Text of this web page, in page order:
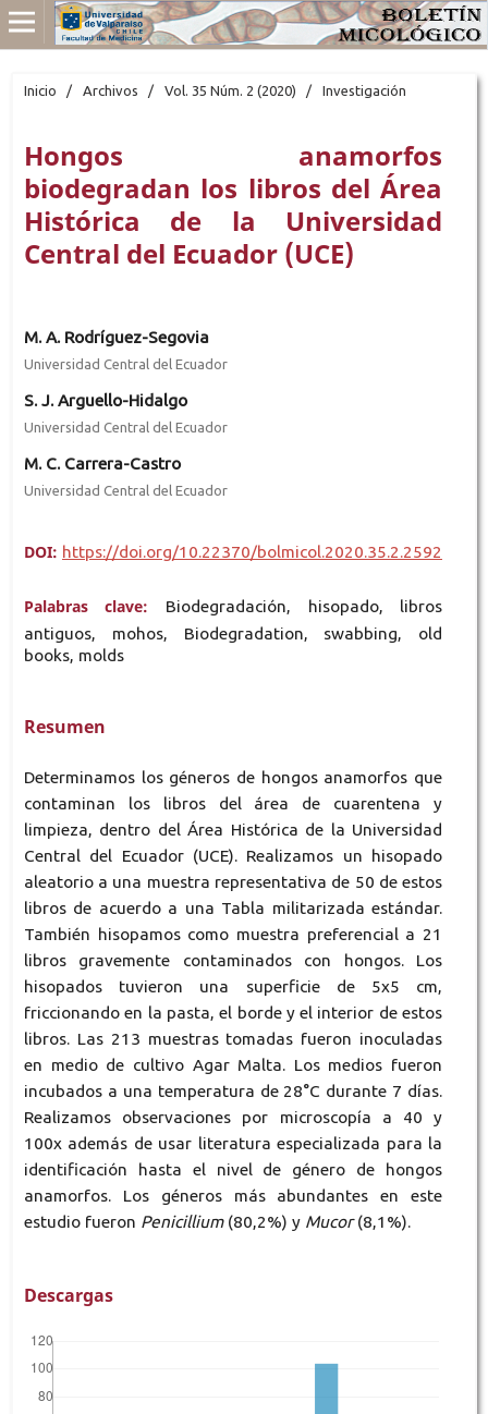
Inicio / Archivos / Vol. 35 Núm. 2 (2020) / Investigación
Hongos anamorfos
biodegradan los libros del Área
Histórica de la Universidad
Central del Ecuador (UCE)
M. A. Rodríguez-Segovia
Universidad Central del Ecuador
S. J. Arguello-Hidalgo
Universidad Central del Ecuador
M. C. Carrera-Castro
Universidad Central del Ecuador
DOI: https://doi.org/10.22370/bolmicol.2020.35.2.2592
Palabras clave:
Biodegradación, hisopado, libros
antiguos, mohos, Biodegradation, swabbing, old
books, molds
Resumen
Determinamos los géneros de hongos anamorfos que
contaminan los libros del área de cuarentena y
limpieza, dentro del Área Histórica de la Universidad
Central del Ecuador (UCE). Realizamos un hisopado
aleatorio a una muestra representativa de 50 de estos
libros de acuerdo a una Tabla militarizada estándar.
También hisopamos como muestra preferencial a 21
libros gravemente contaminados con hongos. Los
hisopados tuvieron una superficie de 5x5 cm,
friccionando en la pasta, el borde y el interior de estos
libros. Las 213 muestras tomadas fueron inoculadas
en medio de cultivo Agar Malta. Los medios fueron
incubados a una temperatura de 28°C durante 7 días.
Realizamos observaciones por microscopía a 40 y
100x además de usar literatura especializada para la
identificación hasta el nivel de género de hongos
anamorfos. Los géneros más abundantes en este
estudio fueron Penicillium(80,2%) y Mucor(8,1%).
Descargas